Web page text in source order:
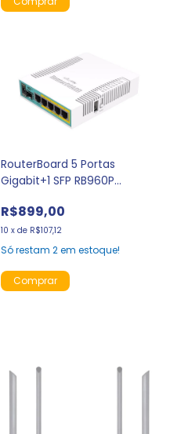
RouterBoard 5 Portas
Gigabit+1 SFP RB960P
R$899,00
10 x de R$107,12
Só restam 2em estoque!